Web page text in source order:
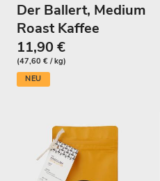
Der Ballert, Medium
Roast Kaffee
11,90 €
(47,60 € / kg)
NEU